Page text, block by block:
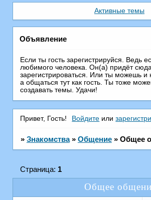
Активные темы
Объявление
Если ты гость зарегистрируйся. Ведь
любимого человека. Он(а) придёт
зарегистрироваться. Или ты можешь и
а общаться тут как гость. Ты тоже
создавать темы. Удачи!
Привет, Гость! Войдите или
» Знакомства » Общение » Общее
Общее
Страница: 1